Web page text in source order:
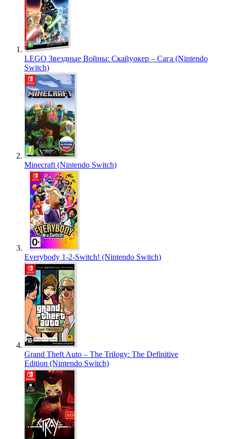
LEGO Звездные Войны: Скайуокер – Сага (Nintendo
Switch)
Minecraft (Nintendo Switch)
Everybody 1-2-Switch! (Nintendo Switch)
Grand Theft Auto – The Trilogy: The Definitive
Edition (Nintendo Switch)